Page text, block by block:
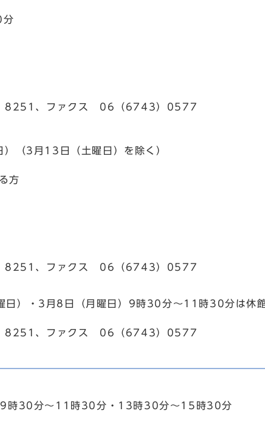
分
8251、ファクス 06（6743）0577
（3月13日（土曜日）を除く）
方
8251、ファクス 06（6743）0577
日）・3月8日（月曜日）9時30分～11時30分は休館
8251、ファクス 06（6743）0577
9時30分～11時30分・13時30分～15時30分